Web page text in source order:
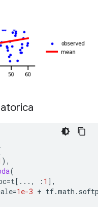
),
(
=t[..., : 1 ],
=1e-3 + tf.math .